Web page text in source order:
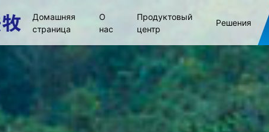
Домашняя
страница
О
нас
Продуктовый
центр
Решения